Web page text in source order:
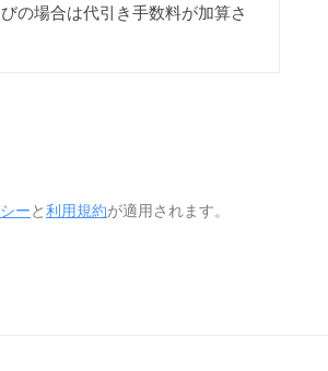
の場合は代引き手数料が加算さ
ー と 利用規約が適用されます。